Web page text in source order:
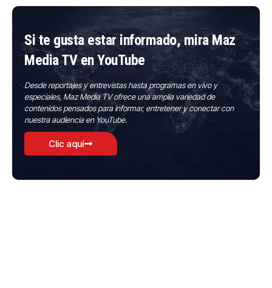
Si te gusta estar informado, mira Maz
Media TV en YouTube
Desde reportajes y entrevistas hasta programas en vivo y
especiales, Maz Media TV ofrece una amplia variedad de
contenidos pensados para informar, entretener y conectar con
nuestra audiencia en YouTube.
Clic aquí